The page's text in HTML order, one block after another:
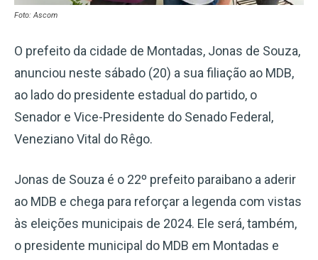
Foto: Ascom
O prefeito da cidade de Montadas, Jonas de Souza,
anunciou neste sábado (20) a sua filiação ao MDB,
ao lado do presidente estadual do partido, o
Senador e Vice-Presidente do Senado Federal,
Veneziano Vital do Rêgo.
Jonas de Souza é o 22º prefeito paraibano a aderir
ao MDB e chega para reforçar a legenda com vistas
às eleições municipais de 2024. Ele será, também,
o presidente municipal do MDB em Montadas e